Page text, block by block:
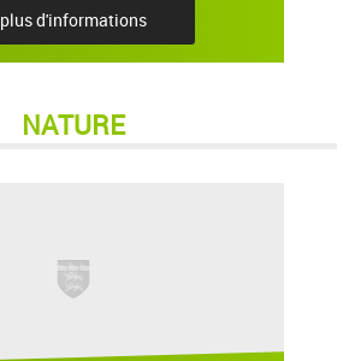
plus d'informations
NATURE